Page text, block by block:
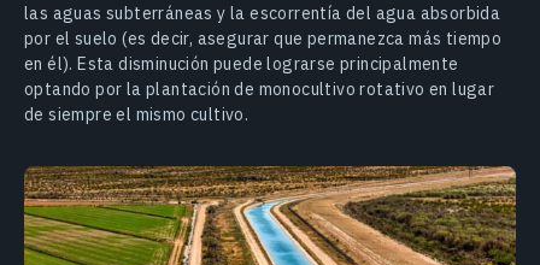
las aguas subterráneas y la escorrentía del agua absorbida
por el suelo (es decir, asegurar que permanezca más tiempo
en él). Esta disminución puede lograrse principalmente
optando por la plantación de monocultivo rotativo en lugar
de siempre el mismo cultivo.